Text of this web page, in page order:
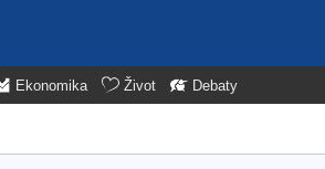
Ekonomika Život Debaty